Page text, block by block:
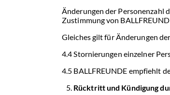
Änderungen der Personenzahl
Zustimmung von
Gleiches gilt für Änderungen
4.4 Stornierungen einzelner
4.5 BALLFREUNDE empfiehlt
Rücktritt und Kündigung